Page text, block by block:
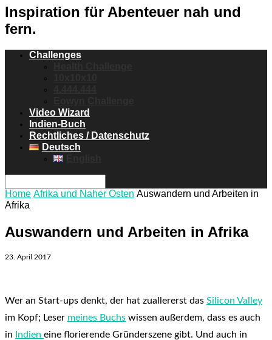
Inspiration für Abenteuer nah und
fern.
Challenges
Video Wizard
Indien-Buch
Rechtliches / Datenschutz
Deutsch
Home Afrika und Naher Osten Auswandern und Arbeiten in
Afrika
Auswandern und Arbeiten in Afrika
23. April 2017
Wer an Start-ups denkt, der hat zuallererst das Silicon Valley
im Kopf; Leser meines Buchs wissen außerdem, dass es auch
in
Indien eine florierende Gründerszene gibt. Und auch in